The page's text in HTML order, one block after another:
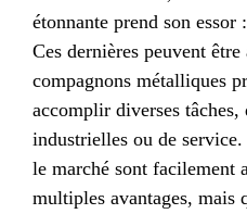
étonnante prend son essor
Ces dernières peuvent être
compagnons métalliques
accomplir diverses tâches,
industrielles ou de
le marché sont facilement
multiples avantages, mais